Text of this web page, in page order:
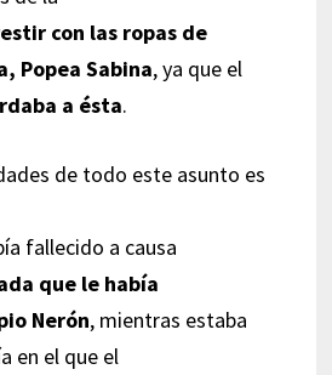
con las ropas de
Popea Sabina, ya que el
a ésta.
de todo este asunto es
fallecido a causa
que le había
Nerón, mientras estaba
en el que el